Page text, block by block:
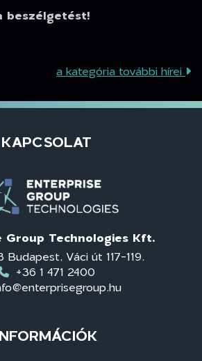
beszélgetést!
a kategória további hírei
KAPCSOLAT
Group Technologies Kft.
Budapest, Váci út 117-119.
+36 1 471 2400